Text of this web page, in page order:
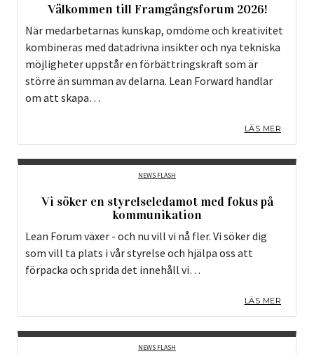
Välkommen till Framgångsforum 2026!
När medarbetarnas kunskap, omdöme och kreativitet
kombineras med datadrivna insikter och nya tekniska
möjligheter uppstår en förbättringskraft som är
större än summan av delarna. Lean Forward handlar
om att skapa…
LÄS MER
NEWS FLASH
Vi söker en styrelseledamot med fokus på
kommunikation
Lean Forum växer - och nu vill vi nå fler. Vi söker dig
som vill ta plats i vår styrelse och hjälpa oss att
förpacka och sprida det innehåll vi…
LÄS MER
NEWS FLASH